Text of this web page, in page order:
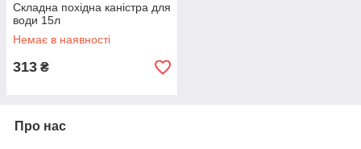
Складна похідна каністра для
води 15л
Немає в наявності
313 ₴
Про нас